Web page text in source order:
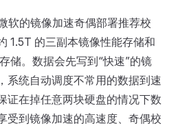
软的镜像加速奇偶部署推荐校
1.5T 的三副本镜像性能存储和
储。数据会先写到“快速”的镜
系统自动调度不常用的数据到速
证在掉任意两块硬盘的情况下数
受到镜像加速的高速度、奇偶校